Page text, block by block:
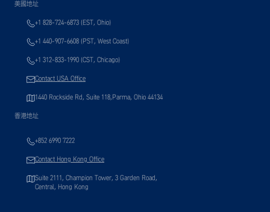
美國地址
+1 828-724-6873 (EST, Ohio)
+1 440-907-6608 (PST, West Coast)
+1 312-833-1990 (CST, Chicago)
Contact USA Office
1440 Rockside Rd, Suite 118,Parma, Ohio 44134
香港地址
+852 6990 7222
Contact Hong Kong Office
Suite 2111, Champion Tower, 3 Garden Road,
Central, Hong Kong